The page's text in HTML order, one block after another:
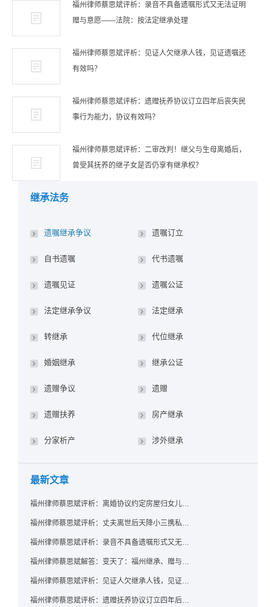
福州律师蔡思斌评析：录音不具备遗嘱形式又无法证明
赠与意愿——法院：按法定继承处理
福州律师蔡思斌评析：见证人欠继承人钱，见证遗嘱还
有效吗？
福州律师蔡思斌评析：遗赠抚养协议订立四年后丧失民
事行为能力，协议有效吗？
福州律师蔡思斌评析：二审改判！继父与生母离婚后，
曾受其抚养的继子女是否仍享有继承权？
继承法务
遗嘱继承争议 遗嘱订立
自书遗嘱 代书遗嘱
遗嘱见证 遗嘱公证
法定继承争议 法定继承
转继承 代位继承
婚姻继承 继承公证
遗赠争议 遗赠
遗赠扶养 房产继承
分家析产 涉外继承
最新文章
福州律师蔡思斌评析：离婚协议约定房屋归女儿所有，父亲去世后继母能否拒绝过户？
福州律师蔡思斌评析：丈夫离世后天降小三携私生子争遗产，法院正义判决保住原配80%份额！
福州律师蔡思斌评析：录音不具备遗嘱形式又无法证明赠与意愿——法院：按法定继承处理
福州律师蔡思斌解答：变天了：福州继承、赠与房产转让要收20%个税？福州国税官方回复来了！
福州律师蔡思斌评析：见证人欠继承人钱，见证遗嘱还有效吗？
福州律师蔡思斌评析：遗赠抚养协议订立四年后丧失民事行为能力，协议有效吗？